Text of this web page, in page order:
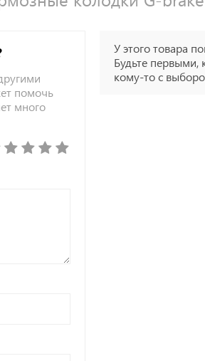
помочь
много
У этого товара
Будьте первыми,
кому-то с